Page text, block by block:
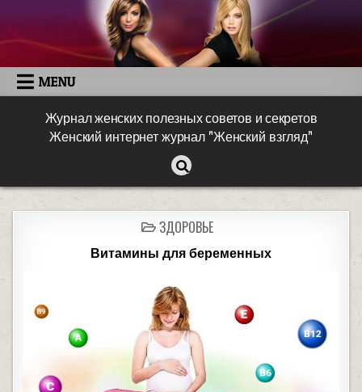
MENU
Журнал женских полезных советов и секретов
Женский интернет журнал "Женский взгляд"
ЗДОРОВЬЕ
Витамины для беременных